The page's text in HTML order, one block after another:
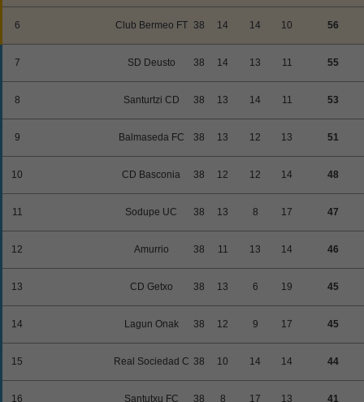
6 Club Bermeo FT 38 14 14 10 56
7 SD Deusto 38 14 13 11 55
8 Santurtzi CD 38 13 14 11 53
9 Balmaseda FC 38 13 12 13 51
10 CD Basconia 38 12 12 14 48
11 Sodupe UC 38 13 8 17 47
12 Amurrio 38 11 13 14 46
13 CD Getxo 38 13 6 19 45
14 Lagun Onak 38 12 9 17 45
15 Real Sociedad C 38 10 14 14 44
16 Santutxu FC 38 8 17 13 41